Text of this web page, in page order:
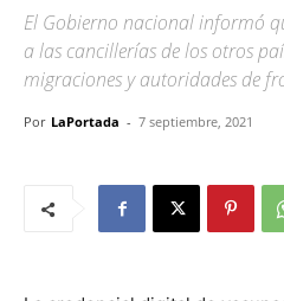
El Gobierno nacional informó
a las cancillerías de los otros
migraciones y autoridades de
Por LaPortada - 7 septiembre, 2021